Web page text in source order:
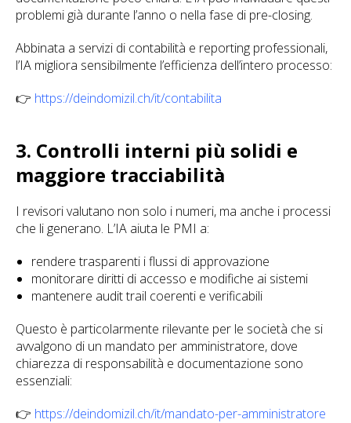
problemi già durante l’anno o nella fase di pre-closing.
Abbinata a servizi di contabilità e reporting professionali,
l’IA migliora sensibilmente l’efficienza dell’intero processo:
👉 https://deindomizil.ch/it/contabilita
3. Controlli interni più solidi e
maggiore tracciabilità
I revisori valutano non solo i numeri, ma anche i processi
che li generano. L’IA aiuta le PMI a:
rendere trasparenti i flussi di approvazione
monitorare diritti di accesso e modifiche ai sistemi
mantenere audit trail coerenti e verificabili
Questo è particolarmente rilevante per le società che si
avvalgono di un mandato per amministratore, dove
chiarezza di responsabilità e documentazione sono
essenziali:
👉 https://deindomizil.ch/it/mandato-per-amministratore